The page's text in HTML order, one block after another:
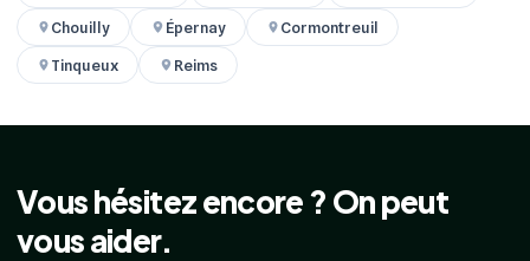
Chouilly
Épernay
Cormontreuil
Tinqueux
Reims
Vous hésitez encore ? On peut
vous aider.